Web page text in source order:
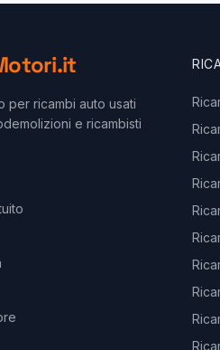
per ricambi auto usati
e ricambisti